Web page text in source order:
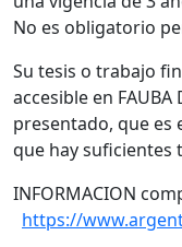
No es obligatorio
Su tesis o trabajo
accesible en
presentado, que es
que hay suficientes
INFORMACION
https://